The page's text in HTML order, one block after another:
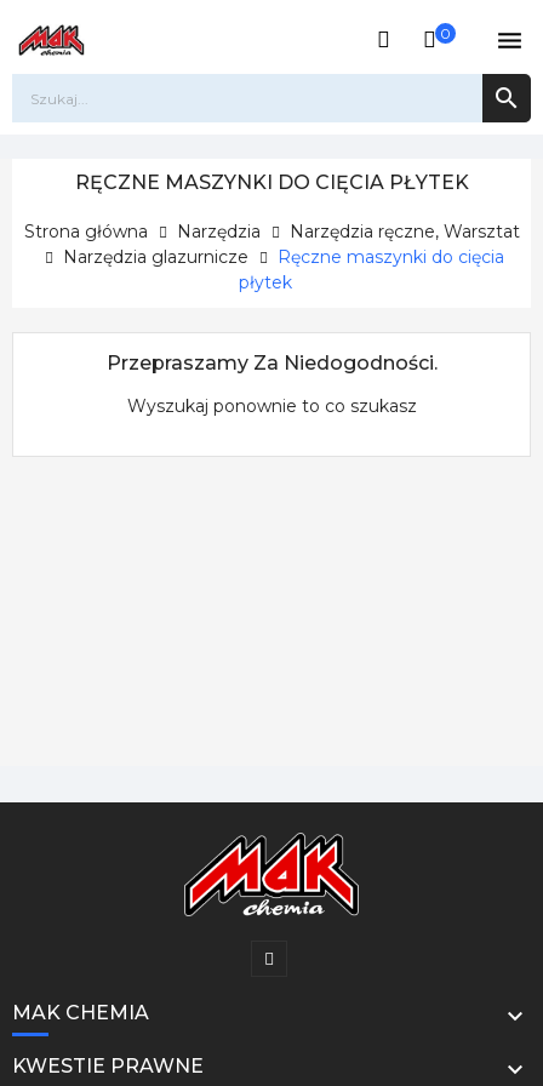
0 

RĘCZNE MASZYNKI DO CIĘCIA PŁYTEK
Strona główna Narzędzia
Narzędzia ręczne, Warsztat
Narzędzia glazurnicze
Ręczne maszynki do cięcia
płytek
Przepraszamy Za Niedogodności.
Wyszukaj ponownie to co szukasz
MAK CHEMIA 
KWESTIE PRAWNE 